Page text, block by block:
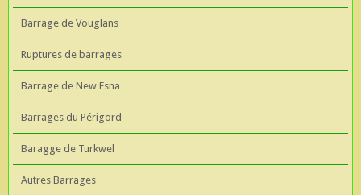
Barrage de Vouglans
Ruptures de barrages
Barrage de New Esna
Barrages du Périgord
Baragge de Turkwel
Autres Barrages